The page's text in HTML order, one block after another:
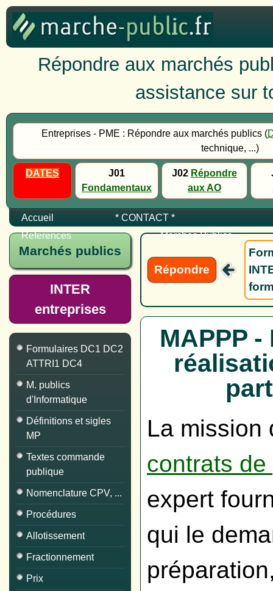
Répondre aux marchés
assistance sur
Entreprises - PME : Répondre aux marchés publics (
technique, ...)
DATES
J01
Fondamentaux
J02 Répondre
aux AO
Accueil
* CONTACT *
Références
Marchés Publics
Marchés publics
INTER
entreprises
Formulaires DC1 DC2
ATTRI1 DC4
M. publics
d'Informatique
Définitions et sigles
MP
Textes commande
publique
Nomenclature CPV, ...
Procédures
Allotissement
Fractionnement
Prix
Répondre
MAPPP
La mission
contrats
expert
qui le